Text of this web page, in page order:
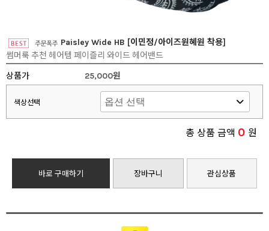
Paisley Wide HB [이민정/아이즈원혜원 착용]
썸머룩 추천 헤어템 페이즐리 와이드 헤어밴드
상품가
25,000원
색상선택
총 상품 금액 0 원
바로 구매하기 장바구니 관심상품